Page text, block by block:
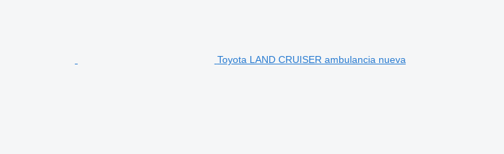
Toyota LAND CRUISER ambulancia nueva